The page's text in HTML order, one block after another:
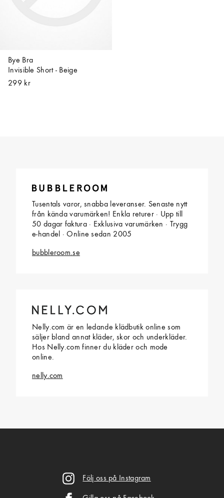
Bye Bra
Invisible Short - Beige
299 kr
Tusentals varor, snabba leveranser. Senaste nytt
från kända varumärken! Enkla returer · Upp till
50 dagar faktura · Exklusiva varumärken · Trygg
e-handel · Online sedan 2005
bubbleroom.se
Nelly.com är en ledande klädbutik online som
säljer bland annat kläder, skor och underkläder.
Hos Nelly.com finner du kläder och mode
online.
nelly.com
Följ oss på Instagram